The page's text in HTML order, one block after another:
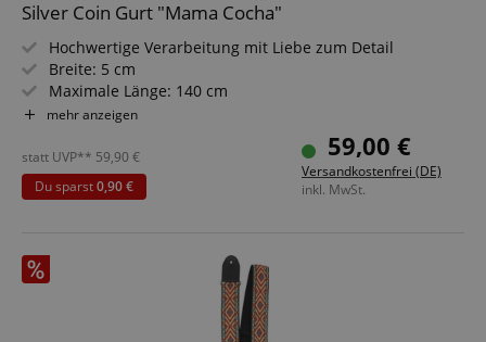
Silver Coin Gurt "Mama Cocha"
Hochwertige Verarbeitung mit Liebe zum Detail
Breite: 5 cm
Maximale Länge: 140 cm
Materialien: 100 % Baumwolle, Leder
Design: Mama Cocha
mehr anzeigen
59,00 €
Versandkostenfrei (DE)
inkl. MwSt.
statt UVP** 59,90 €
Du sparst0,90 €